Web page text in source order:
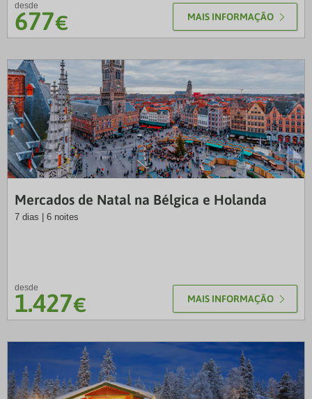
desde
677€ MAIS INFORMAÇÃO
Mercados de Natal na Bélgica e Holanda
7 dias | 6 noites
desde
1.427€ MAIS INFORMAÇÃO